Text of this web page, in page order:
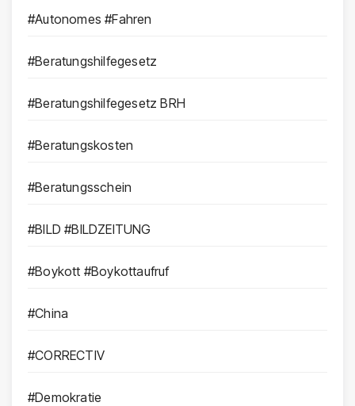
#Autonomes #Fahren
#Beratungshilfegesetz
#Beratungshilfegesetz BRH
#Beratungskosten
#Beratungsschein
#BILD #BILDZEITUNG
#Boykott #Boykottaufruf
#China
#CORRECTIV
#Demokratie